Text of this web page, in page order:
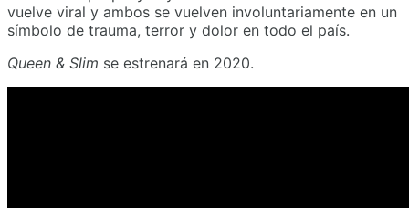
vuelve viral y ambos se vuelven involuntariamente en un
símbolo de trauma, terror y dolor en todo el país.
Queen & Slim se estrenará en 2020.